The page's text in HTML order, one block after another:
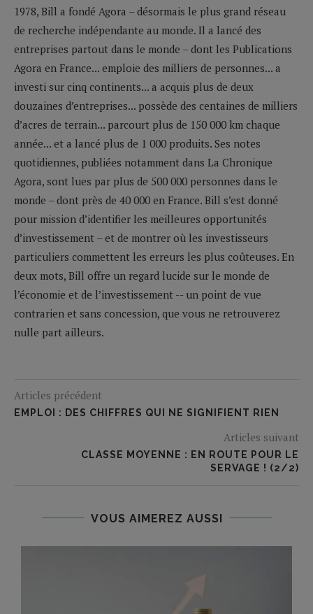
1978, Bill a fondé Agora – désormais le plus grand réseau
de recherche indépendante au monde. Il a lancé des
entreprises partout dans le monde – dont les Publications
Agora en France... emploie des milliers de personnes... a
investi sur cinq continents... a acquis plus de deux
douzaines d’entreprises... possède des centaines de milliers
d’acres de terrain... parcourt plus de 150 000 km chaque
année... et a lancé plus de 1 000 produits. Ses notes
quotidiennes, publiées notamment dans La Chronique
Agora, sont lues par plus de 500 000 personnes dans le
monde – dont près de 40 000 en France. Bill s’est donné
pour mission d’identifier les meilleures opportunités
d’investissement – et de montrer où les investisseurs
particuliers commettent les erreurs les plus coûteuses. En
deux mots, Bill offre un regard lucide sur le monde de
l’économie et de l’investissement -- un point de vue
contrarien et sans concession, que vous ne retrouverez
nulle part ailleurs.
Articles précédent
EMPLOI : DES CHIFFRES QUI NE SIGNIFIENT RIEN
Articles suivant
CLASSE MOYENNE : EN ROUTE POUR LE
SERVAGE ! (2/2)
VOUS AIMEREZ AUSSI